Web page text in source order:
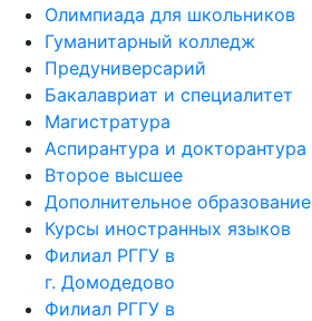
Олимпиада для школьников
Гуманитарный колледж
Предуниверсарий
Бакалавриат и специалитет
Магистратура
Аспирантура и докторантура
Второе высшее
Дополнительное образование
Курсы иностранных языков
Филиал РГГУ в
г. Домодедово
Филиал РГГУ в